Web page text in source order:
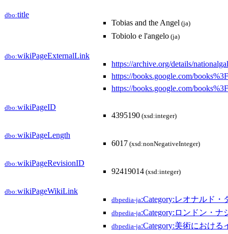
dbo:title
Tobias and the Angel (ja)
Tobiolo e l'angelo (ja)
dbo:wikiPageExternalLink
https://archive.org/details/
https://books.google.com/
https://books.google.com/
dbo:wikiPageID
4395190 (xsd:integer)
dbo:wikiPageLength
6017 (xsd:nonNegativeInteger)
dbo:wikiPageRevisionID
92419014 (xsd:integer)
dbo:wikiPageWikiLink
dbpedia-ja:Category:レオナルド・
dbpedia-ja:Category:ロンドン・
dbpedia-ja:Category:美術における